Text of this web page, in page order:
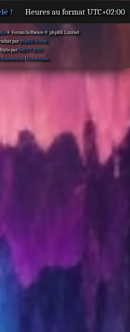
! Heures au format UTC+02:00
® Forum Software © phpBB Limited
parphpBB-fr.com
Style parDdSTV 2020
|Conditions